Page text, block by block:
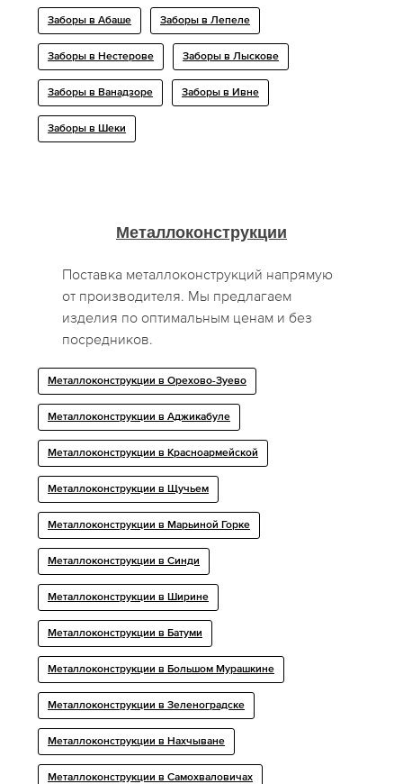
Заборы в Абаше Заборы в Лепеле
Заборы в Нестерове Заборы в Лыскове
Заборы в Ванадзоре Заборы в Ивне
Заборы в Шеки
Металлоконструкции
Поставка металлоконструкций напрямую
от производителя. Мы предлагаем
изделия по оптимальным ценам и без
посредников.
Металлоконструкции в Орехово-Зуево
Металлоконструкции в Аджикабуле
Металлоконструкции в Красноармейской
Металлоконструкции в Щучьем
Металлоконструкции в Марьиной Горке
Металлоконструкции в Синди
Металлоконструкции в Ширине
Металлоконструкции в Батуми
Металлоконструкции в Большом Мурашкине
Металлоконструкции в Зеленоградске
Металлоконструкции в Нахчыване
Металлоконструкции в Самохваловичах